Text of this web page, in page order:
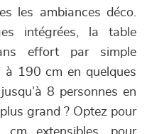
les ambiances déco.
intégrées, la table
effort par simple
190 cm en quelques
8 personnes en
grand ? Optez pour